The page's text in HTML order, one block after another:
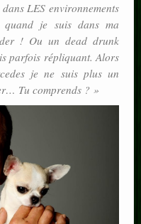
LES environnements
je suis dans ma
! Ou un dead drunk
parfois répliquant. Alors
je ne suis plus un
Tu comprends ? »